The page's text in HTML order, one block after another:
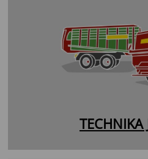
TECHNIKA